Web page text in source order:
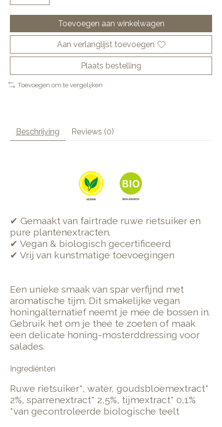
Toevoegen aan winkelwagen
Aan verlanglijst toevoegen
Plaats bestelling
Toevoegen om te vergelijken
Beschrijving Reviews (0)
✔ Gemaakt van fairtrade ruwe rietsuiker en
pure plantenextracten.
✔ Vegan & biologisch gecertificeerd
✔ Vrij van kunstmatige toevoegingen
Een unieke smaak van spar verfijnd met
aromatische tijm. Dit smakelijke vegan
honingalternatief neemt je mee de bossen in.
Gebruik het om je thee te zoeten of maak
een delicate honing-mosterddressing voor
salades.
Ingrediënten
Ruwe rietsuiker*, water, goudsbloemextract*
2%, sparrenextract* 2,5%, tijmextract* 0,1%
*van gecontroleerde biologische teelt